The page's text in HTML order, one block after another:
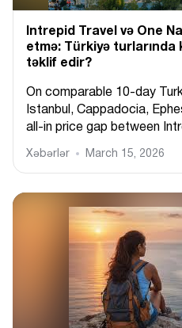
Intrepid Travel və One
etmə: Türkiyə turlarında
təklif edir?
On comparable 10-day
Istanbul, Cappadocia,
all-in price gap between
Xəbərlər March 15, 2026